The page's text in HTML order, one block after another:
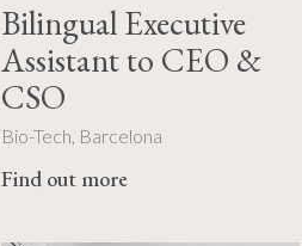
Bilingual Executive
Assistant to CEO &
CSO
Bio-Tech, Barcelona
Find out more